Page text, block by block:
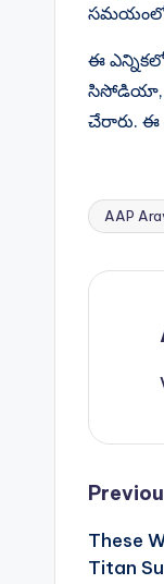
సమయంలో
ఈ
సిసోడియా,
చేరారు. ఈ
Tags:
AAP
These
Titan